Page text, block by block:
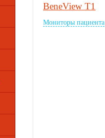
BeneView T1
Мониторы пациента